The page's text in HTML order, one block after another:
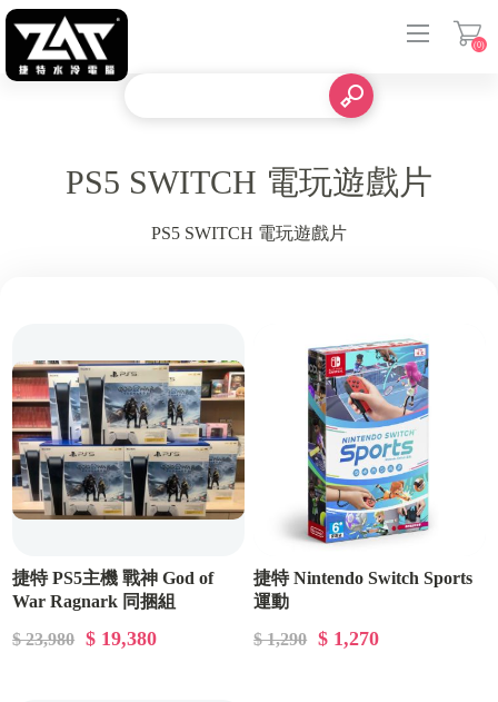
(0)
PS5 SWITCH 電玩遊戲片
PS5 SWITCH 電玩遊戲片
捷特 PS5主機 戰神 God of
War Ragnark 同捆組
$ 23,980
$ 19,380
捷特 Nintendo Switch Sports
運動
$ 1,290
$ 1,270